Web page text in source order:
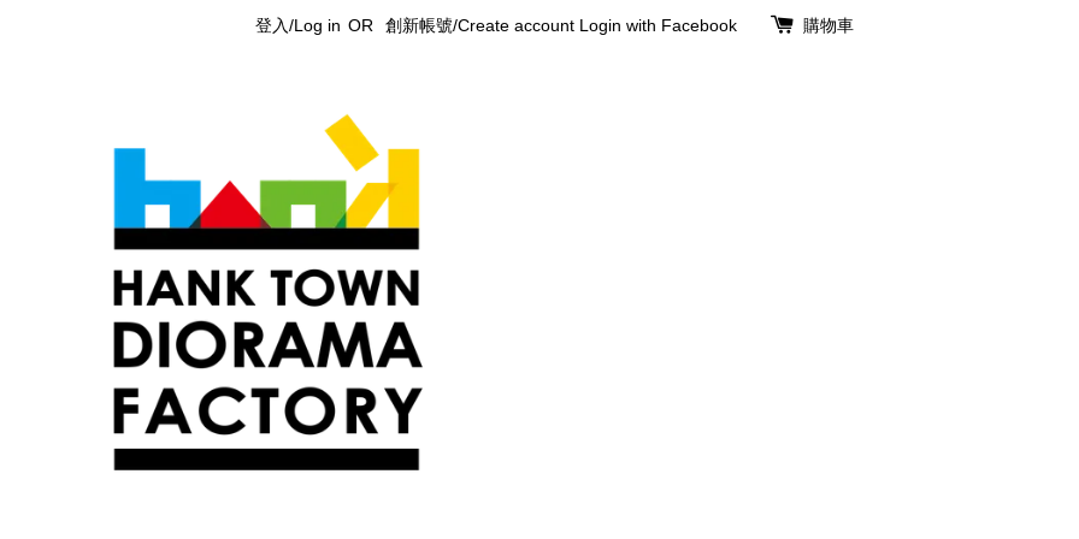
登入/Log in OR 創新帳號/Create account Login with Facebook 購物車